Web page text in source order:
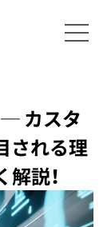
─ カスタ
される理
説！